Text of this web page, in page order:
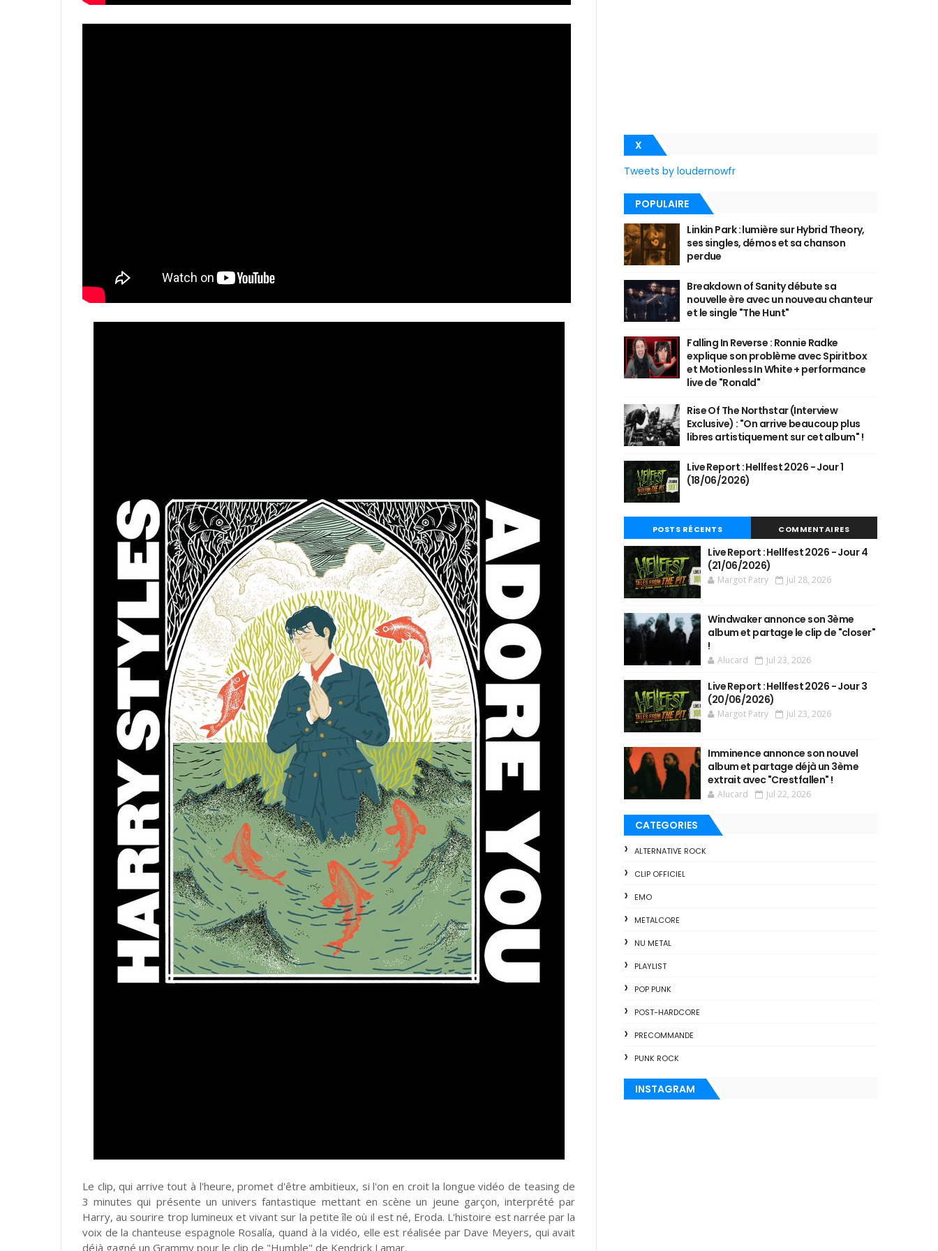
Le clip, qui arrive tout à l'heure, promet d'être ambitieux, si l'on en croit la longue vidéo de teasing de
3 minutes qui présente un univers fantastique mettant en scène un jeune garçon, interprété par
Harry, au sourire trop lumineux et vivant sur la petite île où il est né, Eroda. L'histoire est narrée par la
voix de la chanteuse espagnole Rosalía, quand à la vidéo, elle est réalisée par Dave Meyers, qui avait
déjà gagné un Grammy pour le clip de "Humble" de Kendrick Lamar.
X
Tweets by loudernowfr
POPULAIRE
Linkin Park : lumière sur Hybrid Theory,
ses singles, démos et sa chanson
perdue
Breakdown of Sanity débute sa
nouvelle ère avec un nouveau chanteur
et le single "The Hunt"
Falling In Reverse : Ronnie Radke
explique son problème avec Spiritbox
et Motionless In White + performance
live de "Ronald"
Rise Of The Northstar (Interview
Exclusive) : "On arrive beaucoup plus
libres artistiquement sur cet album" !
Live Report : Hellfest 2026 - Jour 1
(18/06/2026)
POSTS RÉCENTS COMMENTAIRES
Live Report : Hellfest 2026 - Jour 4
(21/06/2026)
Margot Patry Jul 28, 2026
Windwaker annonce son 3ème
album et partage le clip de "closer"
!
Alucard Jul 23, 2026
Live Report : Hellfest 2026 - Jour 3
(20/06/2026)
Margot Patry Jul 23, 2026
Imminence annonce son nouvel
album et partage déjà un 3ème
extrait avec "Crestfallen" !
Alucard Jul 22, 2026
CATEGORIES
ALTERNATIVE ROCK
CLIP OFFICIEL
EMO
METALCORE
NU METAL
PLAYLIST
POP PUNK
POST-HARDCORE
PRECOMMANDE
PUNK ROCK
INSTAGRAM